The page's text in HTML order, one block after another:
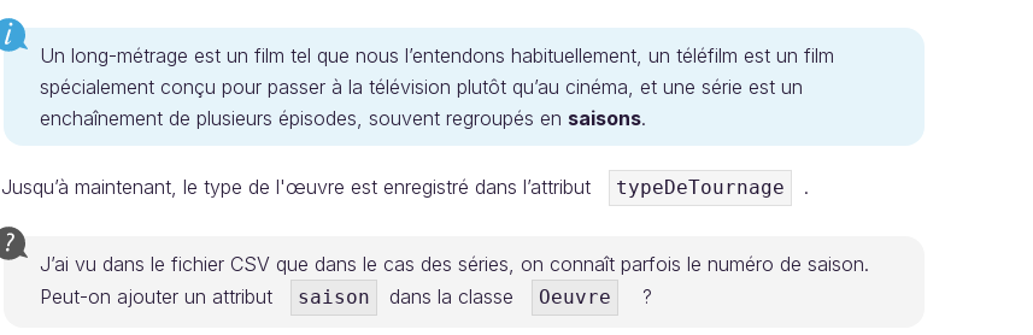
Un long-métrage est un film tel que nous l’entendons habituellement, un téléfilm est un film
spécialement conçu pour passer à la télévision plutôt qu’au cinéma, et une série est un
enchaînement de plusieurs épisodes, souvent regroupés en saisons.
Jusqu’à maintenant, le type de l'œuvre est enregistré dans l’attribut typeDeTournage .
J’ai vu dans le fichier CSV que dans le cas des séries, on connaît parfois le numéro de saison.
Peut-on ajouter un attribut
saison dans la classe Oeuvre ?